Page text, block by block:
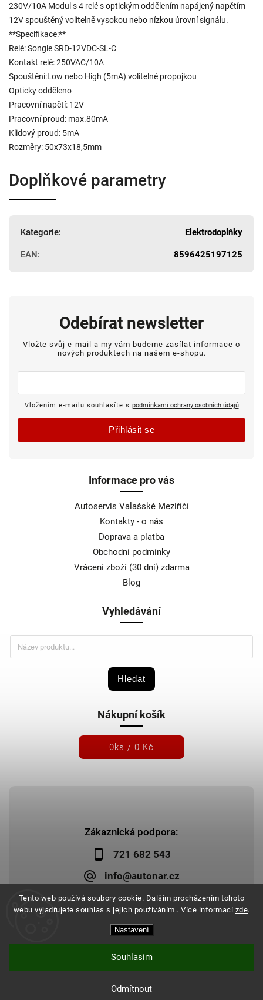
Tento web používá soubory cookie. Dalším procházením tohoto
webu vyjadřujete souhlas s jejich používáním.. Více informací zde.
Nastavení
Odmítnout
Souhlasím
230V/10A Modul s 4 relé s optickým oddělením napájený napětím
12V spouštěný volitelně vysokou nebo nízkou úrovní signálu.
**Specifikace:**
Relé: Songle SRD-12VDC-SL-C
Kontakt relé: 250VAC/10A
Spouštění:Low nebo High (5mA) volitelné propojkou
Opticky odděleno
Pracovní napětí: 12V
Pracovní proud: max.80mA
Klidový proud: 5mA
Rozměry: 50x73x18,5mm
Doplňkové parametry
Kategorie: Elektrodoplňky
EAN: 8596425197125
Zákaznická podpora:
721 682 543
info@autonar.cz
Informace pro vás
Autoservis Valašské Meziříčí
Kontakty - o nás
Doprava a platba
Obchodní podmínky
Vrácení zboží (30 dní) zdarma
Blog
Vyhledávání
Hledat
Nákupní košík
0ks / 0 Kč
Odebírat newsletter
Vložte svůj e-mail a my vám budeme zasílat informace o
nových produktech na našem e-shopu.
Vložením e-mailu souhlasíte s podmínkami ochrany osobních údajů
Přihlásit se
Autonar.cz. Všechna práva vyhrazena.
| Design Shoptak.cz